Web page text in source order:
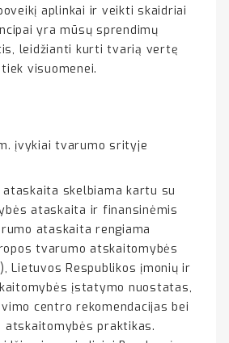
aplinkai ir veikti skaidriai
yra mūsų sprendimų
leidžianti kurti tvarią vertę
visuomenei.
įvykiai tvarumo srityje
ataskaita skelbiama kartu su
ataskaita ir finansinėmis
ataskaita rengiama
tvarumo atskaitomybės
Lietuvos Respublikos įmonių ir
įstatymo nuostatas,
centro rekomendacijas bei
atskaitomybės praktikas.